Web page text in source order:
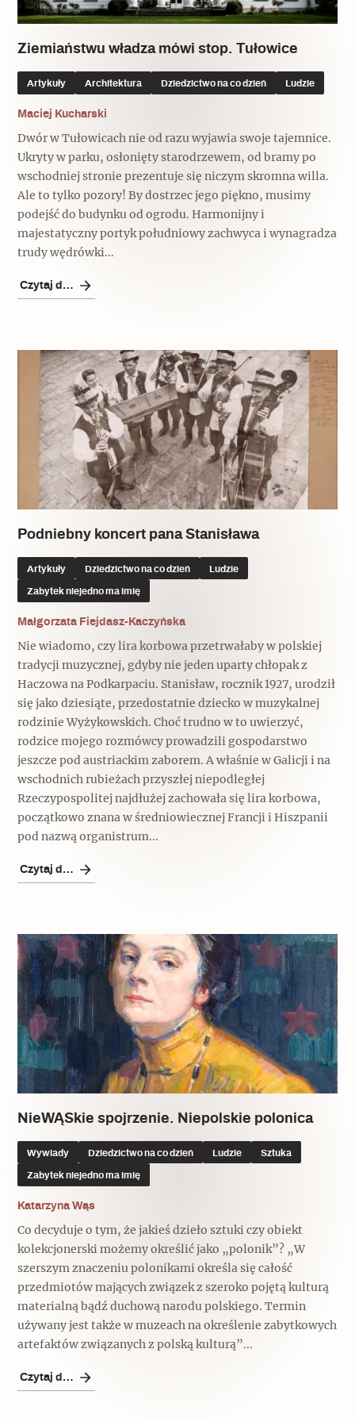
Popularne
Wskazówki idą w dobrą stronę
Varia
Popularne
Memento dla modernizmu
Zabytek niejedno ma imię
Archeologia
Popularne
Szyb pierwszej windy w Warszawie
Świat
Popularne
Zabierz mapę na wakacje!
Ziemiaństwu władza mówi stop. Tułowice
Artykuły Architektura Dziedzictwo na co dzień Ludzie
Maciej Kucharski
Dwór w Tułowicach nie od razu wyjawia swoje tajemnice.
Ukryty w parku, osłonięty starodrzewem, od bramy po
wschodniej stronie prezentuje się niczym skromna willa.
Ale to tylko pozory! By dostrzec jego piękno, musimy
podejść do budynku od ogrodu. Harmonijny i
majestatyczny portyk południowy zachwyca i wynagradza
trudy wędrówki...
Czytaj dalej
Podniebny koncert pana Stanisława
Artykuły Dziedzictwo na co dzień Ludzie
Zabytek niejedno ma imię
Małgorzata Fiejdasz-Kaczyńska
Nie wiadomo, czy lira korbowa przetrwałaby w polskiej
tradycji muzycznej, gdyby nie jeden uparty chłopak z
Haczowa na Podkarpaciu. Stanisław, rocznik 1927, urodził
się jako dziesiąte, przedostatnie dziecko w muzykalnej
rodzinie Wyżykowskich. Choć trudno w to uwierzyć,
rodzice mojego rozmówcy prowadzili gospodarstwo
jeszcze pod austriackim zaborem. A właśnie w Galicji i na
wschodnich rubieżach przyszłej niepodległej
Rzeczypospolitej najdłużej zachowała się lira korbowa,
początkowo znana w średniowiecznej Francji i Hiszpanii
pod nazwą organistrum...
Czytaj dalej
NieWĄSkie spojrzenie. Niepolskie polonica
Wywiady Dziedzictwo na co dzień Ludzie Sztuka
Zabytek niejedno ma imię
Katarzyna Wąs
Co decyduje o tym, że jakieś dzieło sztuki czy obiekt
kolekcjonerski możemy określić jako „polonik”? „W
szerszym znaczeniu polonikami określa się całość
przedmiotów mających związek z szeroko pojętą kulturą
materialną bądź duchową narodu polskiego. Termin
używany jest także w muzeach na określenie zabytkowych
artefaktów związanych z polską kulturą”...
Czytaj dalej